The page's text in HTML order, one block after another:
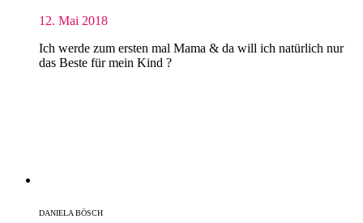
12. Mai 2018
Ich werde zum ersten mal Mama & da will ich natürlich nur
das Beste für mein Kind ?
DANIELA BÖSCH